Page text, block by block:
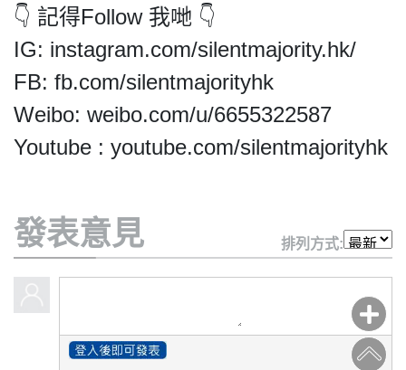
rights
reserved.
👇 記得Follow 我哋 👇
IG: instagram.com/silentmajority.hk/
FB: fb.com/silentmajorityhk
Weibo: weibo.com/u/6655322587
Youtube : youtube.com/silentmajorityhk
發表意見 排列方式: